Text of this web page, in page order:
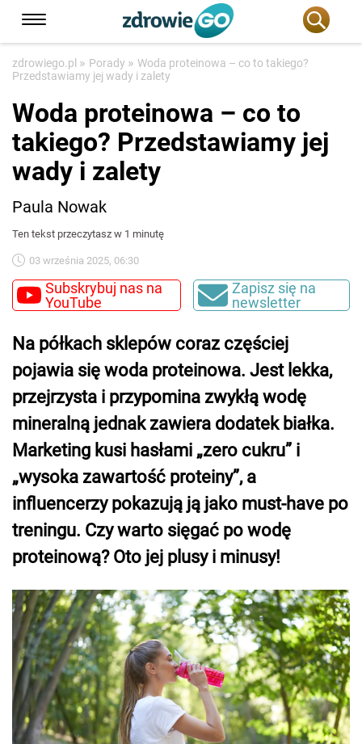
zdrowiego.pl » Porady » Woda proteinowa – co to takiego?
Przedstawiamy jej wady i zalety
Woda proteinowa – co to
takiego? Przedstawiamy jej
wady i zalety
Paula Nowak
Ten tekst przeczytasz w 1 minutę
03 września 2025, 06:30
Subskrybuj nas na
YouTube
Zapisz się na
newsletter
Na półkach sklepów coraz częściej
pojawia się woda proteinowa. Jest lekka,
przejrzysta i przypomina zwykłą wodę
mineralną jednak zawiera dodatek białka.
Marketing kusi hasłami „zero cukru” i
„wysoka zawartość proteiny”, a
influencerzy pokazują ją jako must-have po
treningu. Czy warto sięgać po wodę
proteinową? Oto jej plusy i minusy!